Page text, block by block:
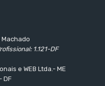
1.121-DF
e WEB Ltda.- ME
DF